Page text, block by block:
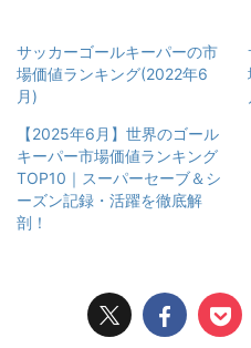
サッカーゴールキーパーの市
場価値ランキング(2022年6
月)
【2025年6月】世界のゴール
キーパー市場価値ランキング
TOP10｜スーパーセーブ＆シ
ーズン記録・活躍を徹底解
剖！